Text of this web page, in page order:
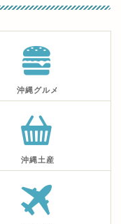
沖縄グルメ
沖縄土産